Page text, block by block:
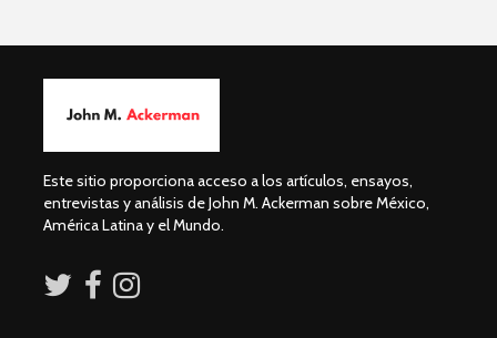
Este sitio proporciona acceso a los artículos, ensayos,
entrevistas y análisis de John M. Ackerman sobre México,
América Latina y el Mundo.